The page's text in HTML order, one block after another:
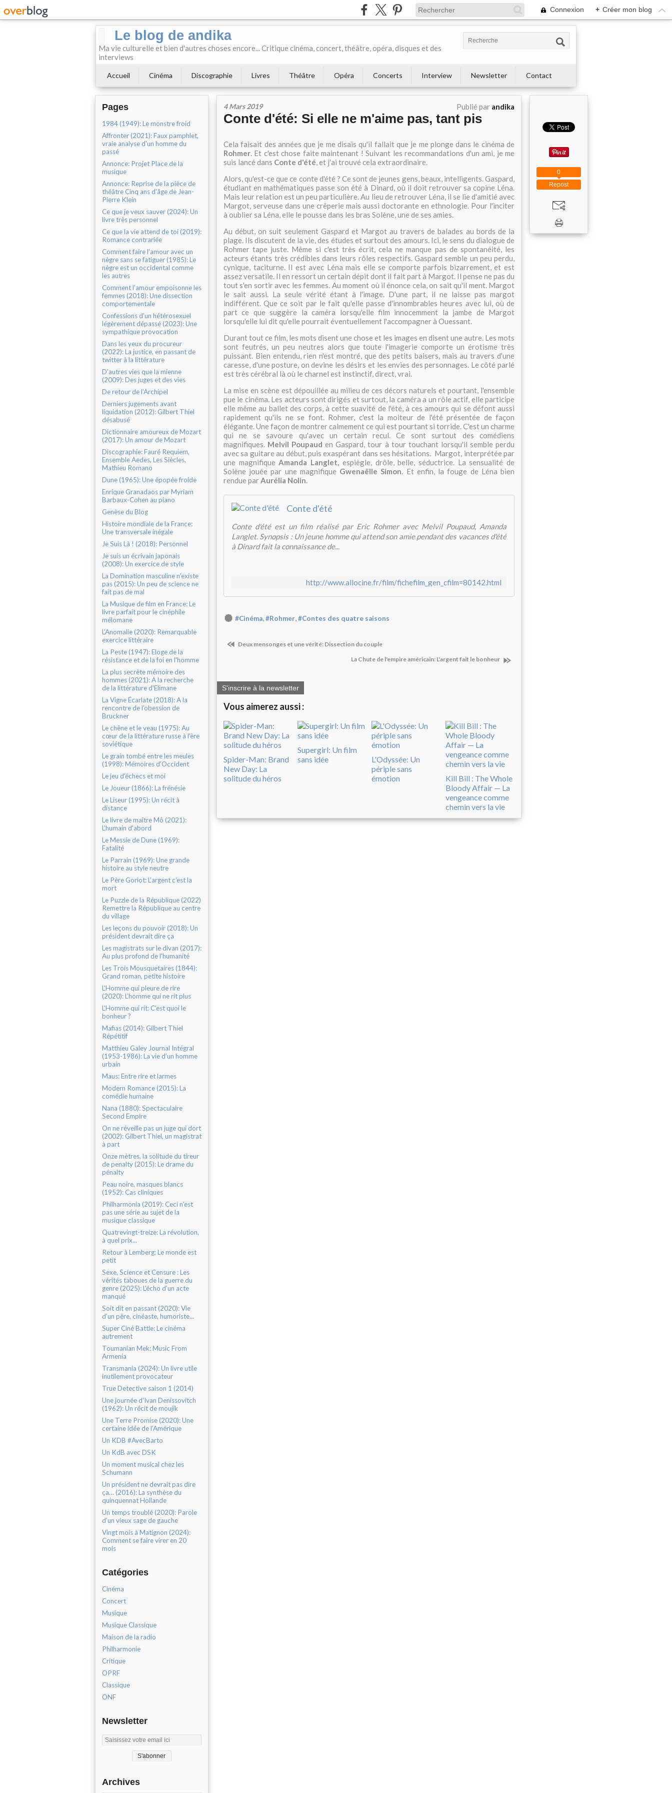
Connexion + Créer mon blog
Le blog de andika
Ma vie culturelle et bien d'autres choses encore... Critique cinéma, concert, théâtre, opéra, disques et des
interviews
Accueil Cinéma Discographie Livres Théâtre Opéra Concerts Interview Newsletter Contact
Pages
1984 (1949): Le monstre froid
Affronter (2021): Faux pamphlet,
vraie analyse d'un homme du
passé
Annonce: Projet Place de la
musique
Annonce: Reprise de la pièce de
théâtre Cinq ans d'âge de Jean-
Pierre Klein
Ce que je veux sauver (2024): Un
livre très personnel
Ce que la vie attend de toi (2019):
Romance contrariée
Comment faire l'amour avec un
nègre sans se fatiguer (1985): Le
nègre est un occidental comme
les autres
Comment l'amour empoisonne les
femmes (2018): Une dissection
comportementale
Confessions d'un hétérosexuel
légèrement dépassé (2023): Une
sympathique provocation
Dans les yeux du procureur
(2022): La justice, en passant de
twitter à la littérature
D'autres vies que la mienne
(2009): Des juges et des vies
De retour de l'Archipel
Derniers jugements avant
liquidation (2012): Gilbert Thiel
désabusé
Dictionnaire amoureux de Mozart
(2017): Un amour de Mozart
Discographie: Fauré Requiem,
Ensemble Aedes, Les Siècles,
Mathieu Romano
Dune (1965): Une épopée froide
Enrique Granadaos par Myriam
Barbaux-Cohen au piano
Genèse du Blog
Histoire mondiale de la France:
Une transversale inégale
Je Suis Là ! (2018): Personnel
Je suis un écrivain japonais
(2008): Un exercice de style
La Domination masculine n'existe
pas (2015): Un peu de science ne
fait pas de mal
La Musique de film en France: Le
livre parfait pour le cinéphile
mélomane
L'Anomalie (2020): Remarquable
exercice littéraire
La Peste (1947): Eloge de la
résistance et de la foi en l'homme
La plus secrète mémoire des
hommes (2021): A la recherche
de la littérature d'Elimane
La Vigne Écarlate (2018): A la
rencontre de l'obession de
Bruckner
Le chêne et le veau (1975): Au
cœur de la littérature russe à l'ère
soviétique
Le grain tombé entre les meules
(1998): Mémoires d'Occident
Le jeu d’échecs et moi
Le Joueur (1866): La frénésie
Le Liseur (1995): Un récit à
distance
Le livre de maître Mô (2021):
L’humain d’abord
Le Messie de Dune (1969):
Fatalité
Le Parrain (1969): Une grande
histoire au style neutre
Le Père Goriot: L'argent c'est la
mort
Le Puzzle de la République (2022)
Remettre la République au centre
du village
Les leçons du pouvoir (2018): Un
président devrait dire ça
Les magistrats sur le divan (2017):
Au plus profond de l'humanité
Les Trois Mousquetaires (1844):
Grand roman, petite histoire
L'Homme qui pleure de rire
(2020): L’homme qui ne rit plus
L'Homme qui rit: C'est quoi le
bonheur ?
Mafias (2014): Gilbert Thiel
Répétitif
Matthieu Galey Journal Intégral
(1953-1986): La vie d’un homme
urbain
Maus: Entre rire et larmes
Modern Romance (2015): La
comédie humaine
Nana (1880): Spectaculaire
Second Empire
On ne réveille pas un juge qui dort
(2002): Gilbert Thiel, un magistrat
à part
Onze mètres, la solitude du tireur
de penalty (2015): Le drame du
pénalty
Peau noire, masques blancs
(1952): Cas cliniques
Philharmonia (2019): Ceci n'est
pas une série au sujet de la
musique classique
Quatrevingt-treize: La révolution,
à quel prix...
Retour à Lemberg: Le monde est
petit
Sexe, Science et Censure : Les
vérités taboues de la guerre du
genre (2025): L'écho d'un acte
manqué
Soit dit en passant (2020): Vie
d'un père, cinéaste, humoriste...
Super Ciné Battle: Le cinéma
autrement
Toumanian Mek: Music From
Armenia
Transmania (2024): Un livre utile
inutilement provocateur
True Detective saison 1 (2014)
Une journée d'Ivan Denissovitch
(1962): Un récit de moujik
Une Terre Promise (2020): Une
certaine idée de l’Amérique
Un KDB #AvecBarto
Un KdB avec DSK
Un moment musical chez les
Schumann
Un président ne devrait pas dire
ça… (2016): La synthèse du
quinquennat Hollande
Un temps troublé (2020): Parole
d'un vieux sage de gauche
Vingt mois à Matignon (2024):
Comment se faire virer en 20
mois
Catégories
Cinéma
Concert
Musique
Musique Classique
Maison de la radio
Philharmonie
Critique
OPRF
Classique
ONF
Newsletter
Archives
4 Mars 2019 Publié par andika
Conte d'été: Si elle ne m'aime pas, tant pis
Cela faisait des années que je me disais qu'il fallait que je me plonge dans le cinéma de
Rohmer. Et c'est chose faite maintenant ! Suivant les recommandations d'un ami, je me
suis lancé dans Conte d'été, et j'ai trouvé cela extraordinaire.
Alors, qu'est-ce que ce conte d'été ? Ce sont de jeunes gens, beaux, intelligents. Gaspard,
étudiant en mathématiques passe son été à Dinard, où il doit retrouver sa copine Léna.
Mais leur relation est un peu particulière. Au lieu de retrouver Léna, il se lie d'amitié avec
Margot, serveuse dans une crêperie mais aussi doctorante en ethnologie. Pour l'inciter
à oublier sa Léna, elle le pousse dans les bras Solène, une de ses amies.
Au début, on suit seulement Gaspard et Margot au travers de balades au bords de la
plage. Ils discutent de la vie, des études et surtout des amours. Ici, le sens du dialogue de
Rohmer tape juste. Même si c'est très écrit, cela ne manque pas de spontanéité, les
acteurs étants très crédibles dans leurs rôles respectifs. Gaspard semble un peu perdu,
cynique, taciturne. Il est avec Léna mais elle se comporte parfois bizarrement, et est
assez versatile. Il en ressort un certain dépit dont il fait part à Margot. Il pense ne pas du
tout s'en sortir avec les femmes. Au moment où il énonce cela, on sait qu'il ment. Margot
le sait aussi. La seule vérité étant à l'image. D'une part, il ne laisse pas margot
indifférent. Que ce soit par le fait qu'elle passe d'innombrables heures avec lui, où de
part ce que suggère la caméra lorsqu'elle film innocemment la jambe de Margot
lorsqu'elle lui dit qu'elle pourrait éventuellement l'accompagner à Ouessant.
Durant tout ce film, les mots disent une chose et les images en disent une autre. Les mots
sont feutrés, un peu neutres alors que toute l'imagerie comporte un érotisme très
puissant. Bien entendu, rien n'est montré, que des petits baisers, mais au travers d'une
caresse, d'une posture, on devine les désirs et les envies des personnages. Le côté parlé
est très cérébral là où le charnel est instinctif, direct, vrai.
La mise en scène est dépouillée au milieu de ces décors naturels et pourtant, l'ensemble
pue le cinéma. Les acteurs sont dirigés et surtout, la caméra a un rôle actif, elle participe
elle même au ballet des corps, à cette suavité de l'été, à ces amours qui se défont aussi
rapidement qu'ils ne se font. Rohmer, c'est la moiteur de l'été présentée de façon
élégante. Une façon de montrer calmement ce qui est pourtant si torride. C'est un charme
qui ne se savoure qu'avec un certain recul. Ce sont surtout des comédiens
magnifiques. Melvil Poupauden Gaspard, tour à tour touchant lorsqu'il semble perdu
avec sa guitare au début, puis exaspérant dans ses hésitations. Margot, interprétée par
une magnifiqueAmanda Langlet, espiègle, drôle, belle, séductrice. La sensualité de
Solène jouée par une magnifique Gwenaëlle Simon. Et enfin, la fouge de Léna bien
rendue parAurélia Nolin.
Conte d'été
Conte d'été est un film réalisé par Eric Rohmer avec Melvil Poupaud, Amanda
Langlet. Synopsis : Un jeune homme qui attend son amie pendant des vacances d'été
à Dinard fait la connaissance de...
http://www.allocine.fr/film/fichefilm_gen_cfilm=80142.html
#Cinéma,#Rohmer,#Contes des quatre saisons
Deux mensonges et une vérité: Dissection du couple
La Chute de l'empire américain: L'argent fait le bonheur
S'inscrire à la newsletter
Vous aimerez aussi :
Spider-Man: Brand
New Day: La
solitude du héros
Supergirl: Un film
sans idée
L'Odyssée: Un
périple sans
émotion
Kill Bill : The Whole
Bloody Affair — La
vengeance comme
chemin vers la vie
Repost
0